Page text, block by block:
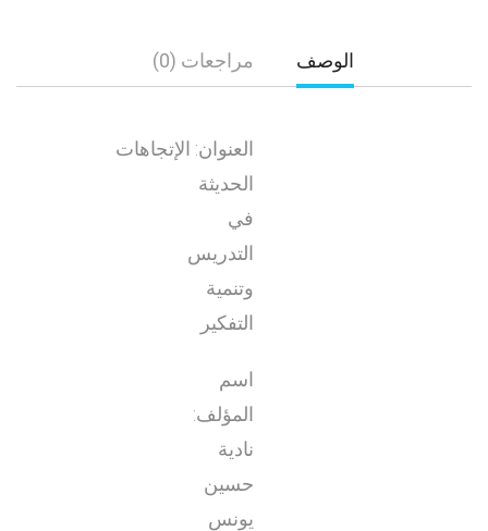
الوصف مراجعات (0)
العنوان: الإتجاهات
الحديثة
في
التدريس
وتنمية
التفكير
اسم
المؤلف:
نادية
حسين
يونس